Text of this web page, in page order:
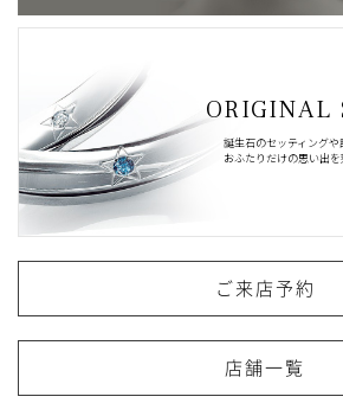
ORIGINAL
誕生石のセッティングや
おふたりだけの思い出を
ご来店予約
店舗一覧